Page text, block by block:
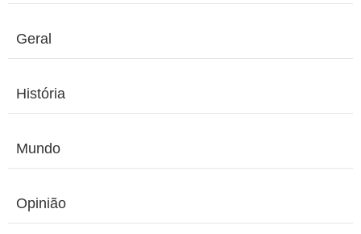
Geral
História
Mundo
Opinião